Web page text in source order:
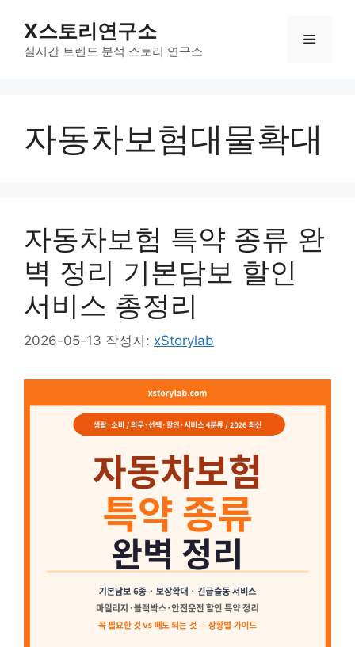
X스토리연구소
실시간 트렌드 분석 스토리 연구소
메
자동차보험대물확대
자동차보험 특약 종류 완
벽 정리 기본담보 할인
서비스 총정리
2026-05-13 작성자: xStorylab